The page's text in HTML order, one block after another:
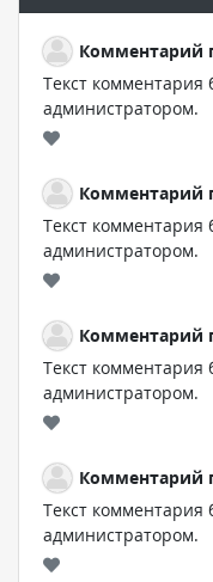
Комментарий
Текст комментария
администратором.
Комментарий
Текст комментария
администратором.
Комментарий
Текст комментария
администратором.
Комментарий
Текст комментария
администратором.